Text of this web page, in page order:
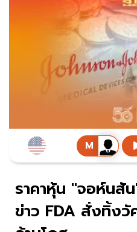
ราคาหุ้น "จอห์นสั
ข่าว FDA สั่งทิ้ง